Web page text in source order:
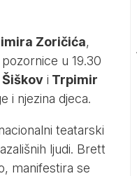
Zoričića,
u 19.30
i Trpimir
i njezina djeca.
teatarski
ljudi. Brett
manifestira se